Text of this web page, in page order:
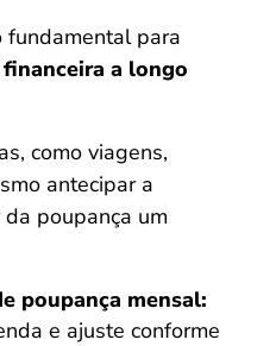
fundamental para
a longo
como viagens,
antecipar a
poupança um
poupança mensal:
e ajuste conforme